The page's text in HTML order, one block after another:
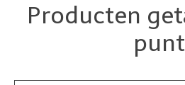
Producten
punt